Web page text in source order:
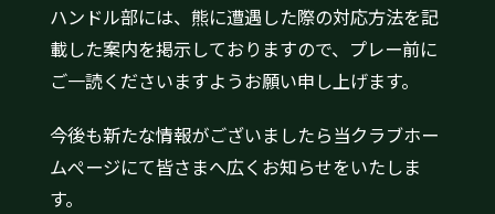
ハンドル部には、熊に遭遇した際の対応方法を記
載した案内を掲示しておりますので、プレー前に
ご一読くださいますようお願い申し上げます。
今後も新たな情報がございましたら当クラブホー
ムぺージにて皆さまへ広くお知らせをいたしま
す。